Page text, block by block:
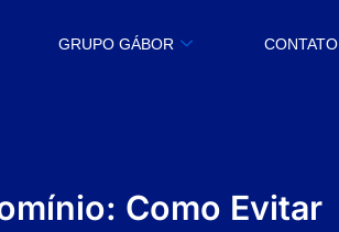
GRUPO GÁBOR CONTATO
Como Evitar